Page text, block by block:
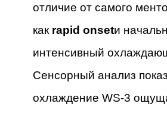
отличие от самого
как rapid onsetи
интенсивный
Сенсорный анализ
охлаждение WS-3